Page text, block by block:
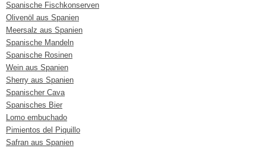
Spanische Fischkonserven
Olivenöl aus Spanien
Meersalz aus Spanien
Spanische Mandeln
Spanische Rosinen
Wein aus Spanien
Sherry aus Spanien
Spanischer Cava
Spanisches Bier
Lomo embuchado
Pimientos del Piquillo
Safran aus Spanien